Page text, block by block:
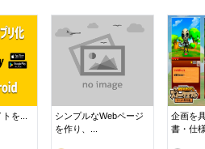
を...
シンプルなWebページ
を作り、...
企画を
書・仕様